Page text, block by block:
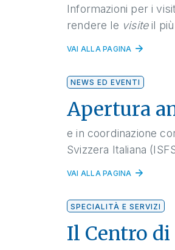
Informazioni per i
rendere le visiteil più
VAI ALLA PAGINA
NEWS ED EVENTI
Apertura
e in coordinazione
Svizzera Italiana
VAI ALLA PAGINA
SPECIALITÀ E SERVIZI
Il Centro